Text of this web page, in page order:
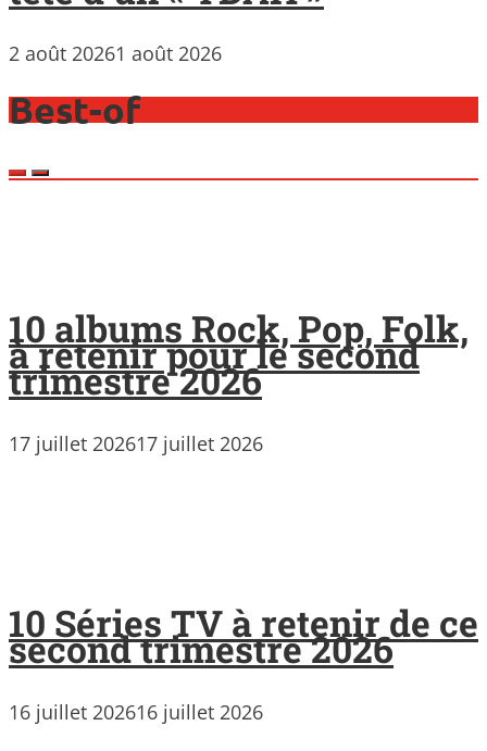
2 août 20261 août 2026
Best-of
10 albums Rock, Pop, Folk,
à retenir pour le second
trimestre 2026
17 juillet 202617 juillet 2026
10 Séries TV à retenir de ce
second trimestre 2026
16 juillet 202616 juillet 2026